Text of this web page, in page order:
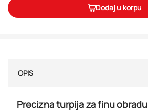
Dodaj u korpu
OPIS
Precizna turpija za finu obradu